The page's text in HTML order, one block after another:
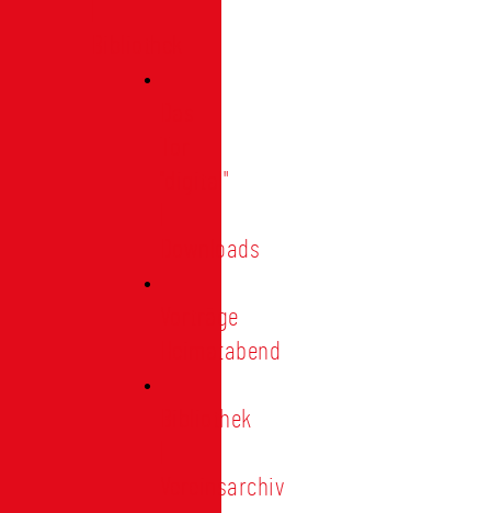
"digital"
Downloads
Vorträge
Heimatabend
Bibliothek
Vereinsarchiv